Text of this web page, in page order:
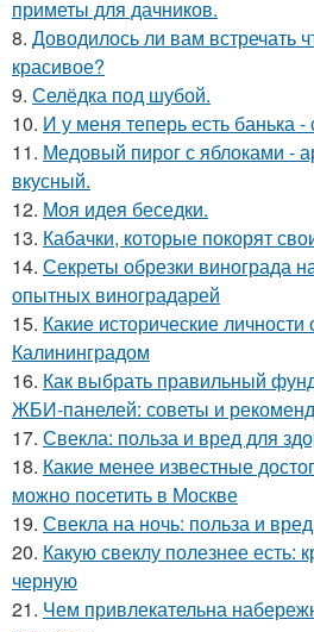
приметы для дачников.
8. Доводилось ли вам встречать
красивое?
9. Селёдка под шубой.
10. И у меня теперь есть банька
11. Медовый пирог с яблоками -
вкусный.
12. Моя идея беседки.
13. Кабачки, которые покорят
14. Секреты обрезки винограда
опытных виноградарей
15. Какие исторические личности
Калининградом
16. Как выбрать правильный
ЖБИ-панелей: советы и
17. Свекла: польза и вред для
18. Какие менее известные
можно посетить в Москве
19. Свекла на ночь: польза и
20. Какую свеклу полезнее есть:
черную
21. Чем привлекательна